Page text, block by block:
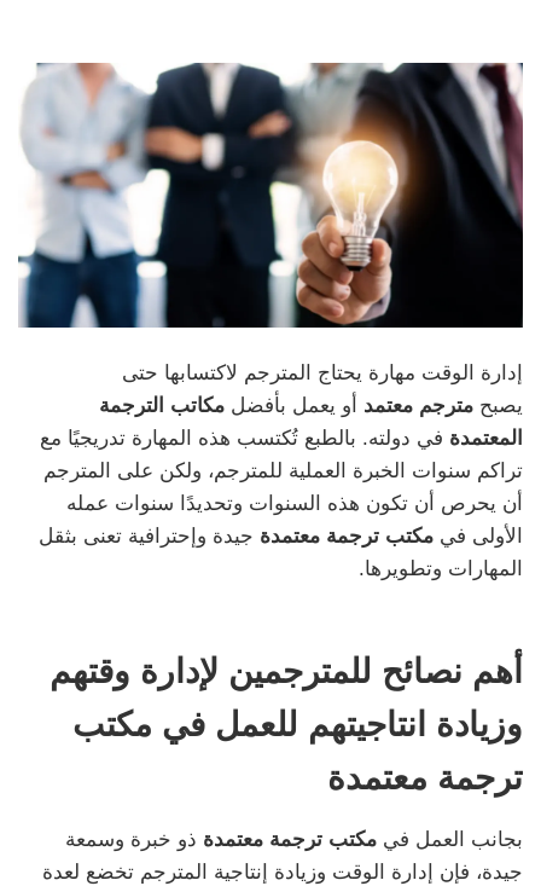
إدارة الوقت مهارة يحتاج المترجم لاكتسابها حتى
يصبح مترجم معتمد أو يعمل بأفضل مكاتب الترجمة
المعتمدة في دولته. بالطبع تُكتسب هذه المهارة تدريجيًا مع
تراكم سنوات الخبرة العملية للمترجم، ولكن على المترجم
أن يحرص أن تكون هذه السنوات وتحديدًا سنوات عمله
الأولى في مكتب ترجمة معتمدة جيدة وإحترافية تعنى بثقل
المهارات وتطويرها.
أهم نصائح للمترجمين لإدارة وقتهم
وزيادة انتاجيتهم للعمل في مكتب
ترجمة معتمدة
بجانب العمل في مكتب ترجمة معتمدة ذو خبرة وسمعة
جيدة، فإن إدارة الوقت وزيادة إنتاجية المترجم تخضع لعدة